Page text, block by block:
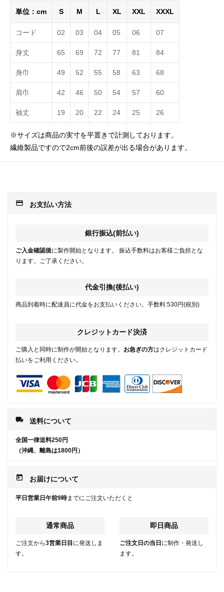
単位：cm S M L XL XXL XXXL
コード 02 03 04 05 06 07
身丈 65 69 72 77 81 84
身巾 49 52 55 58 63 68
肩巾 42 46 50 54 57 60
袖丈 19 20 22 24 25 26
※サイズは商品の実寸を平置きで計測しております。
繊維製品ですので2cm前後の誤差が出る場合があります。
payment お支払い方法
銀行振込(前払い)
ご入金確認後に製作開始となります。 振込手数料はお客様ご負担とな
ります。ご了承ください。
代金引換(後払い)
商品到着時に配達員に代金をお支払いください。手数料:530円(税別)
クレジットカード決済
ご購入と同時に制作が開始となります。 お急ぎの方はクレジットカード
払いをご利用ください。
local_shipping 送料について
全国一律送料250円
（沖縄、離島は1800円）
today お届けについて
平日営業日午前9時までにご注文いただくと
通常商品
ご注文から3営業日目 に発送しま
す。
即日商品
ご注文日の当日 に制作・発送し
ます。